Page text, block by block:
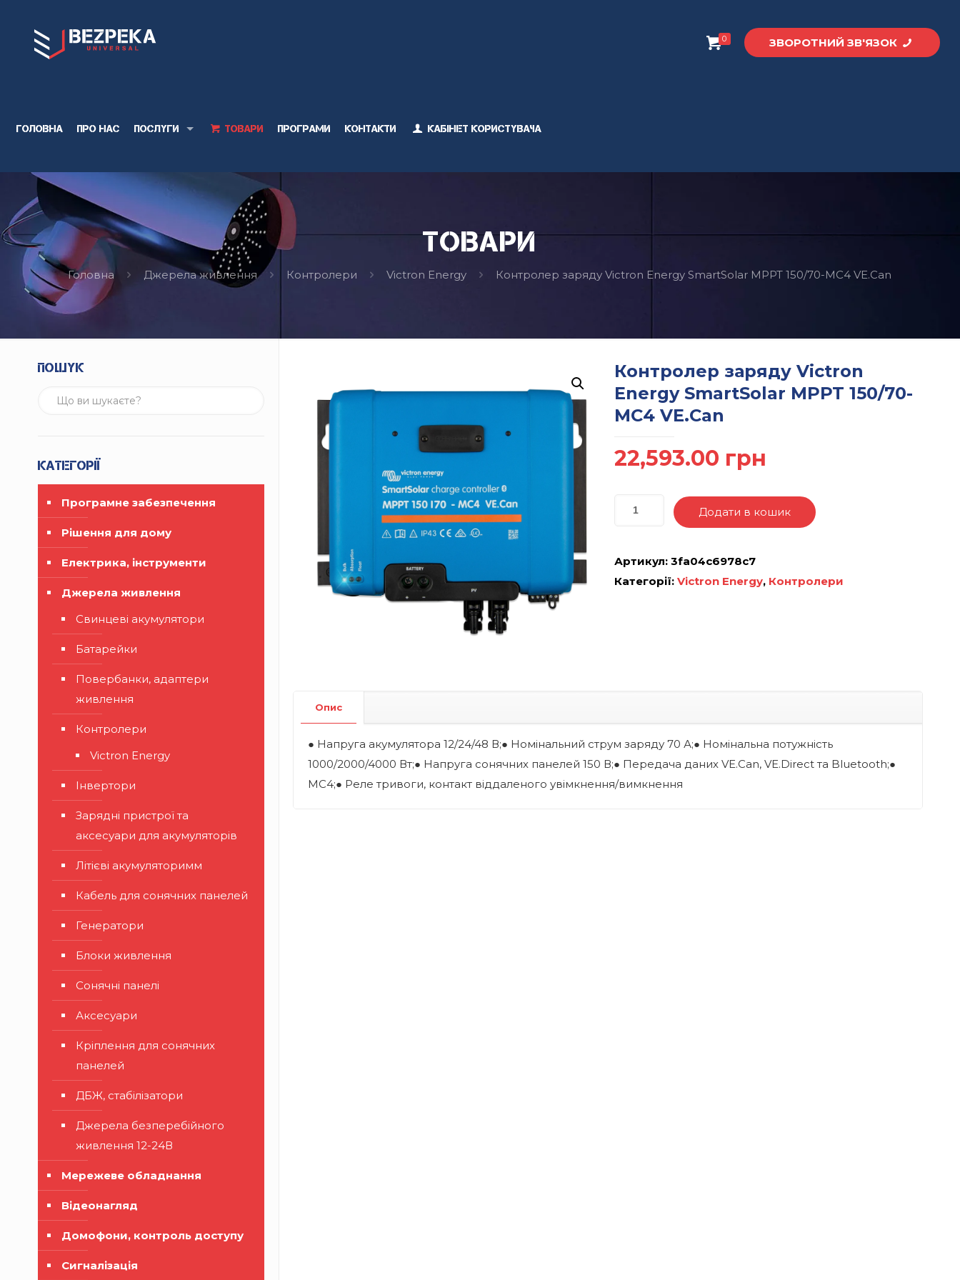
Головна Про нас Послуги Товари Програми Контакти Кабінет користувача
0 ЗВОРОТНИЙ ЗВ'ЯЗОК
Товари
Головна Джерела живлення Контролери Victron Energy Контролер заряду Victron Energy SmartSolar MPPT 150/70-MC4 VE.Can
Контролер заряду Victron
Energy SmartSolar MPPT 150/70-
MC4 VE.Can
22,593.00 грн
Додати в кошик
Артикул: 3fa04c6978c7
Категорії: Victron Energy, Контролери
Опис
● Напруга акумулятора 12/24/48 В;● Номінальний струм заряду 70 А;● Номінальна потужність
1000/2000/4000 Вт;● Напруга сонячних панелей 150 В;● Передача даних VE.Can, VE.Direct та Bluetooth;●
MC4;● Реле тривоги, контакт віддаленого увімкнення/вимкнення
Пошук
Категорії
Програмне забезпечення
Рішення для дому
Електрика, інструменти
Джерела живлення
Свинцеві акумулятори
Батарейки
Повербанки, адаптери
живлення
Контролери
Victron Energy
Інвертори
Зарядні пристрої та
аксесуари для акумуляторів
Літієві акумуляторимм
Кабель для сонячних панелей
Генератори
Блоки живлення
Сонячні панелі
Аксесуари
Кріплення для сонячних
панелей
ДБЖ, стабілізатори
Джерела безперебійного
живлення 12-24В
Мережеве обладнання
Відеонагляд
Домофони, контроль доступу
Сигналізація